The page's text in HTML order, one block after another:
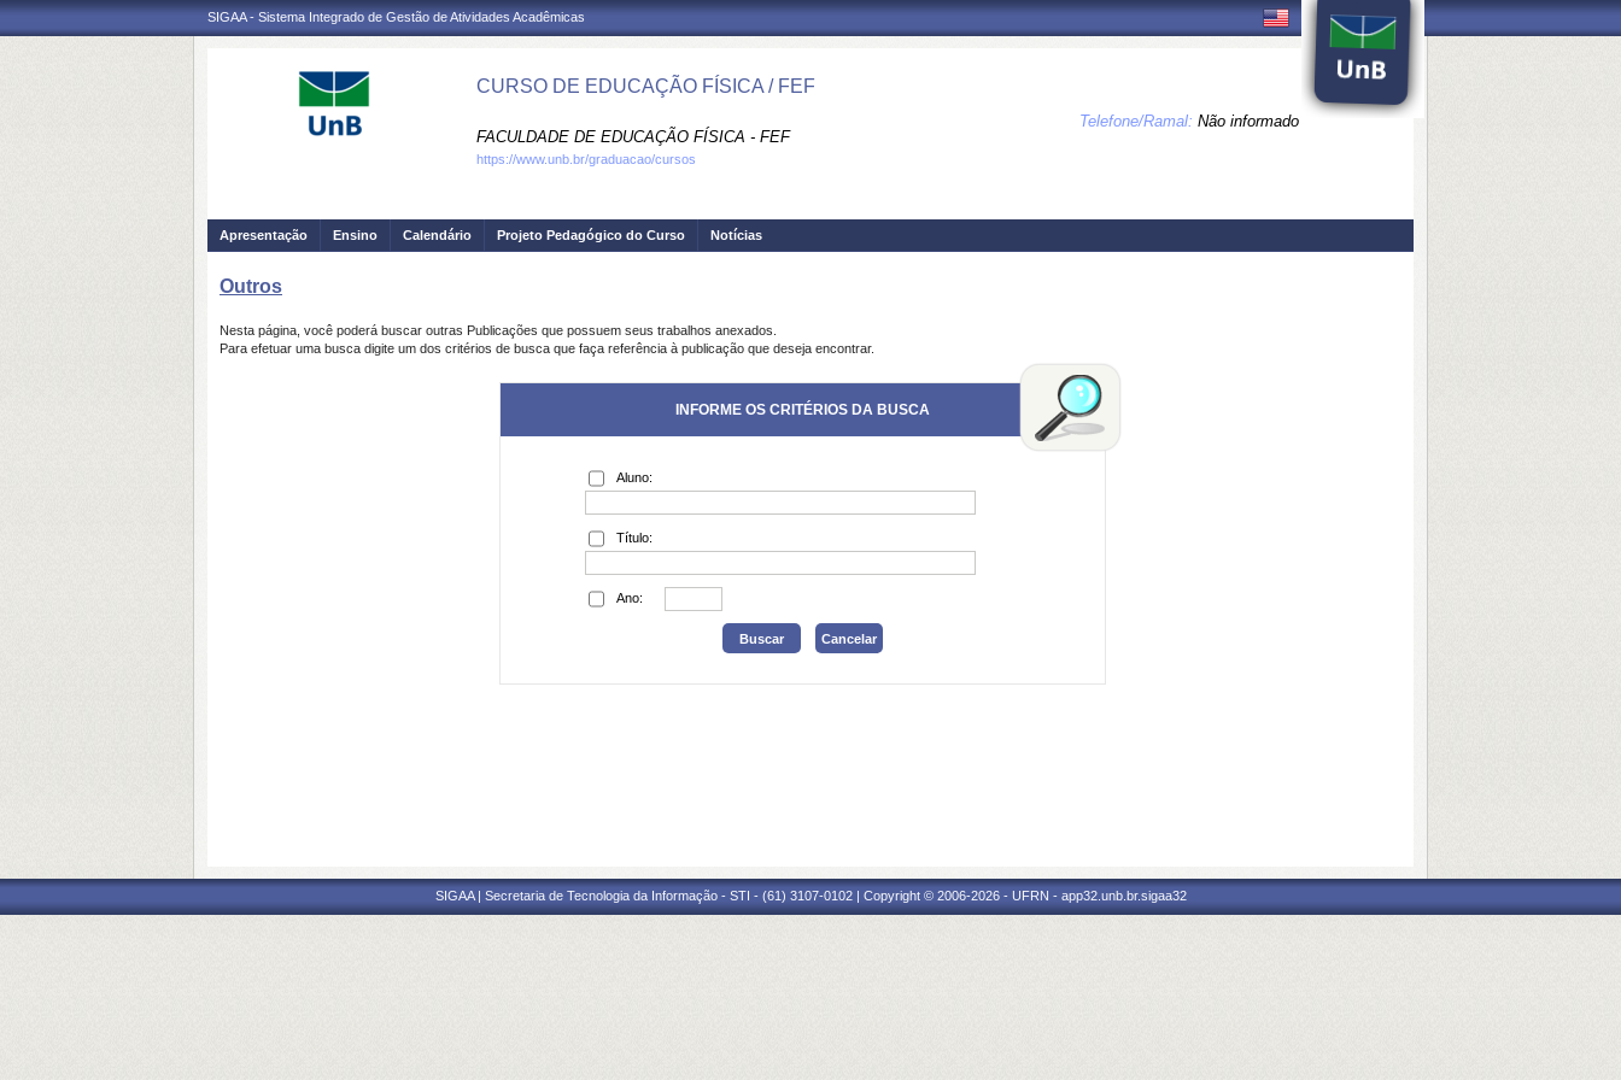
SIGAA - Sistema Integrado de Gestão de Atividades Acadêmicas
CURSO DE EDUCAÇÃO FÍSICA / FEF
FACULDADE DE EDUCAÇÃO FÍSICA - FEF
Telefone/Ramal: Não informado
https://www.unb.br/graduacao/cursos
Apresentação Ensino Calendário Projeto Pedagógico do Curso Notícias
Outros
Nesta página, você poderá buscar outras Publicações que possuem seus trabalhos anexados.
Para efetuar uma busca digite um dos critérios de busca que faça referência à publicação que deseja encontrar.
INFORME OS CRITÉRIOS DA BUSCA
Aluno:
Título:
Ano:
SIGAA | Secretaria de Tecnologia da Informação - STI - (61) 3107-0102 | Copyright © 2006-2026 - UFRN - app32.unb.br.sigaa32